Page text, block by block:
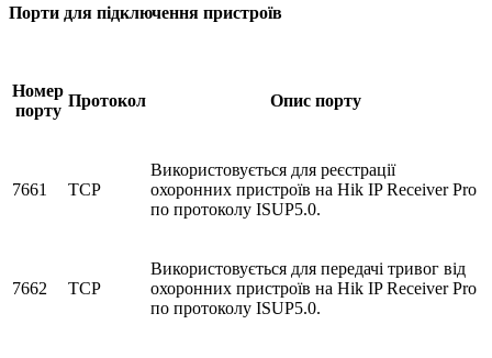
Порти для підключення пристроїв
Номер
порту
Протокол Опис порту
7661 TCP
Використовується для реєстрації
охоронних пристроїв на Hik IP Receiver Pro
по протоколу ISUP5.0.
7662 TCP
Використовується для передачі тривог від
охоронних пристроїв на Hik IP Receiver Pro
по протоколу ISUP5.0.